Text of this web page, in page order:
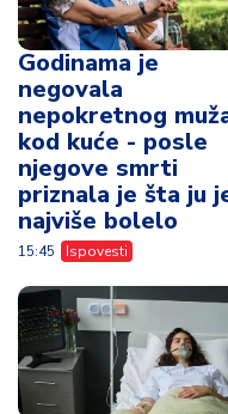
Godinama je
negovala
nepokretnog
kod kuće - posle
njegove smrti
priznala je šta ju
najviše bolelo
15:45 Ispovesti